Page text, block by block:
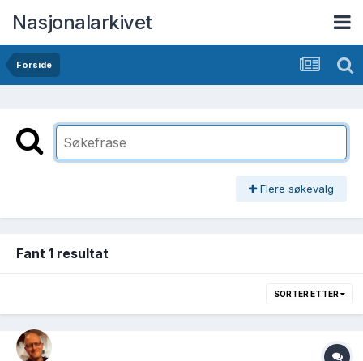
Nasjonalarkivet
Forside
Flere søkevalg
Fant 1 resultat
SORTER ETTER